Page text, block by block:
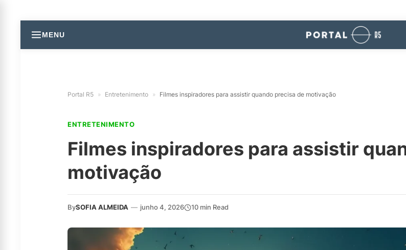
MENU
Portal R5 » Entretenimento » Filmes inspiradores para assistir quando precisa de motivação
ENTRETENIMENTO
Filmes inspiradores para assistir
motivação
BySOFIA ALMEIDA — junho 4, 2026 10 min Read